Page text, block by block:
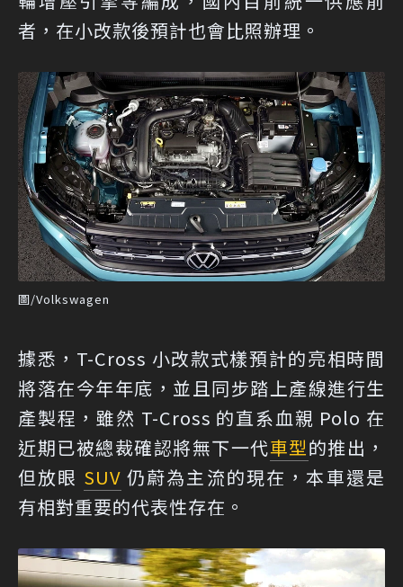
者，在小改款後預計也會比照辦理。
圖/Volkswagen
據悉，T-Cross 小改款式樣預計的亮相時間
將落在今年年底，並且同步踏上產線進行生
產製程，雖然 T-Cross 的直系血親 Polo 在
近期已被總裁確認將無下一代車型的推出，
但放眼 SUV 仍蔚為主流的現在，本車還是
有相對重要的代表性存在。